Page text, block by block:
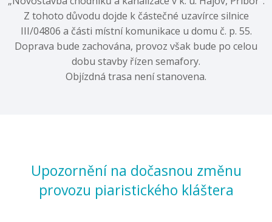
Z tohoto důvodu dojde k částečné uzavírce silnice
III/04806 a části místní komunikace u domu č. p. 55.
Doprava bude zachována, provoz však bude po celou
dobu stavby řízen semafory.
Objízdná trasa není stanovena.
Upozornění na dočasnou změnu
provozu piaristického kláštera